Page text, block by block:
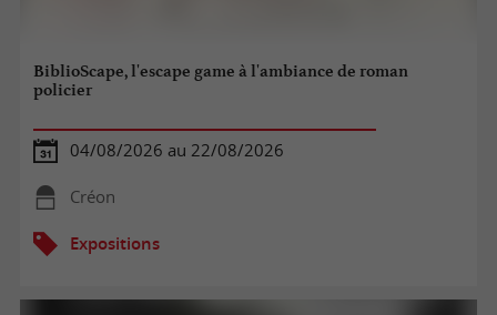
BiblioScape, l'escape game à l'ambiance de roman
policier
04/08/2026 au 22/08/2026
Créon
Expositions